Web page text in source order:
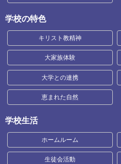
学校の特色
キリスト教精神
大家族体験
大学との連携
恵まれた自然
学校生活
ホームルーム
生徒会活動